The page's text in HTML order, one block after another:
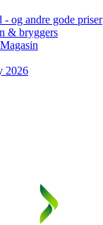
- og andre gode priser
& bryggers
2026